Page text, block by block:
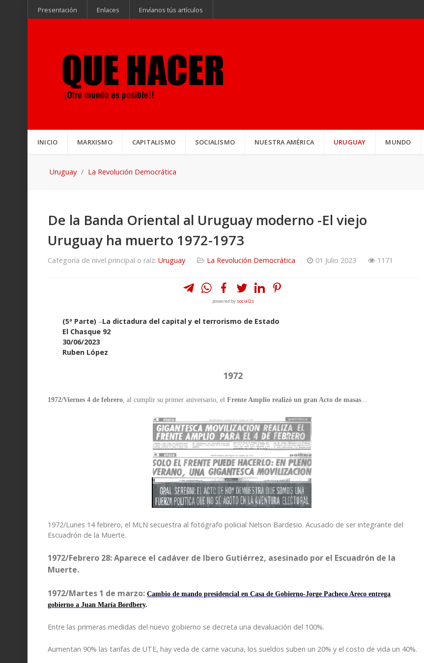
Presentación Enlaces Envíanos tús artículos
INICIO MARXISMO CAPITALISMO SOCIALISMO NUESTRA AMÉRICA URUGUAY MUNDO
Uruguay La Revolución Democrática
De la Banda Oriental al Uruguay moderno -El viejo
Uruguay ha muerto 1972-1973
Categoría de nivel principal o raíz: Uruguay La Revolución Democrática 01 Julio 2023 1171
powered by social2s
(5ª Parte) –La dictadura del capital y el terrorismo de Estado
El Chasque 92
30/06/2023
Ruben López
1972
1972/Viernes 4 de febrero , al cumplir su primer aniversario, el Frente Amplio realizó un gran Acto de masas
1972/Lunes 14 febrero, el MLN secuestra al fotógrafo policial Nelson Bardesio. Acusado de ser integrante del
Escuadrón de la Muerte.
1972/Febrero 28: Aparece el cadáver de Ibero Gutiérrez, asesinado por el Escuadrón de la
Muerte.
1972/Martes 1 de marzo: Cambio de mando presidencial en Casa de Gobierno-Jorge Pacheco Areco entrega
gobierno a Juan María Bordbery.
Entre las primeras medidas del nuevo gobierno se decreta una devaluación del 100%.
Aumentan 90% las tarifas de UTE, hay veda de carne vacuna, los sueldos suben un 20% y el costo de vida un 40%.